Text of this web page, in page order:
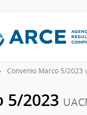
Convenio Marco 5/2023
5/2023